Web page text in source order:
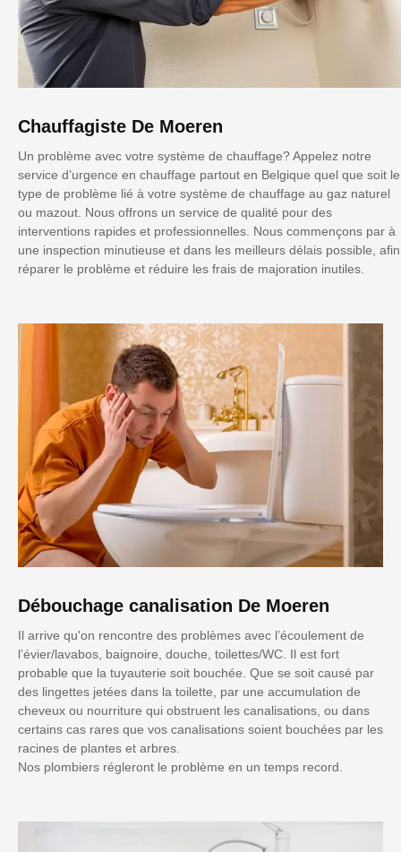
Chauffagiste De Moeren
Un problème avec votre système de chauffage? Appelez notre
service d’urgence en chauffage partout en Belgique quel que soit le
type de problème lié à votre système de chauffage au gaz naturel
ou mazout. Nous offrons un service de qualité pour des
interventions rapides et professionnelles. Nous commençons par à
une inspection minutieuse et dans les meilleurs délais possible, afin
réparer le problème et réduire les frais de majoration inutiles.
Débouchage canalisation De Moeren
Il arrive qu'on rencontre des problèmes avec l’écoulement de
l’évier/lavabos, baignoire, douche, toilettes/WC. Il est fort
probable que la tuyauterie soit bouchée. Que se soit causé par
des lingettes jetées dans la toilette, par une accumulation de
cheveux ou nourriture qui obstruent les canalisations, ou dans
certains cas rares que vos canalisations soient bouchées par les
racines de plantes et arbres.
Nos plombiers régleront le problème en un temps record.